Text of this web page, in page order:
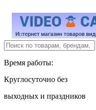
Время работы:
Круглосуточно без
выходных и праздников